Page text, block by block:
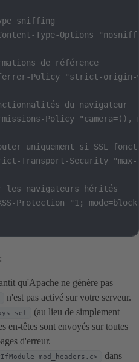
sniffing
Type-Options
de référence
Policy "strict-
du navigateur
Policy "camera=(),
uniquement si SSL
Transport-Security
les navigateurs hérités
Protection "1;
qu'Apache ne génère pas
n'est pas activé sur votre serveur.
set (au lieu de simplement
en-têtes sont envoyés sur toutes
d'erreur.
mod_headers.c>
dans